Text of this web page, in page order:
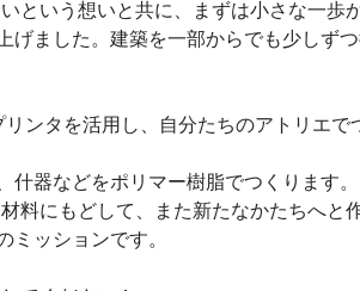
という想いと共に、まずは小さな一歩
げました。​建築を一部からでも少しず
ンタを活用し、自分たちのアトリエで
什器などをポリマー樹脂でつくります
料にもどして、また新たなかたちへと
ミッションです。